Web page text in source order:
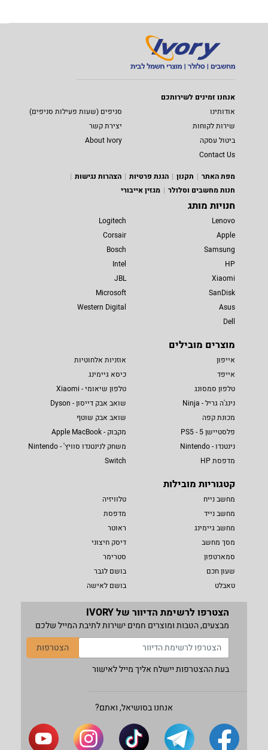
אנחנו זמינים לשירותכם
אודותינו
סניפים (שעות פעילות סניפים)
שירות לקוחות
יצירת קשר
ביטול עסקה
About Ivory
Contact Us
מפת האתר
תקנון הגנת פרטיות
הצהרות נגישות
חנות מחשבים וסלולר
מגזין אייבורי
חנויות מותג
Lenovo
Apple
Samsung
HP
Xiaomi
SanDisk
Asus
Dell
Logitech
Corsair
Bosch
Intel
JBL
Microsoft
Western Digital
מוצרים מובילים
אייפון
אייפד
טלפון סמסונג
נינג'ה גריל - Ninja
מכונת קפה
פלסטיישן 5 - PS5
נינטנדו - Nintendo
מדפסת HP
אוזניות אלחוטיות
כיסא גיימינג
טלפון שיאומי - Xiaomi
שואב אבק דייסון - Dyson
שואב אבק שוטף
מקבוק - Apple MacBook
משחק לנינטנדו סוויץ' - Nintendo
Switch
קטגוריות מובילות
מחשב נייח
מחשב נייד
מחשב גיימינג
מסך מחשב
סמארטפון
שעון חכם
טאבלט
טלוויזיה
מדפסת
ראוטר
דיסק חיצוני
סטרימר
בושם לגבר
בושם לאישה
הצטרפו לרשימת הדיוור של IVORY
מבצעים, הטבות ומוצרים חמים ישירות לתיבת המייל שלכם
הצטרפות
בעת ההצטרפות יישלח אליך מייל לאישור
אנחנו בסושיאל, ואתם?